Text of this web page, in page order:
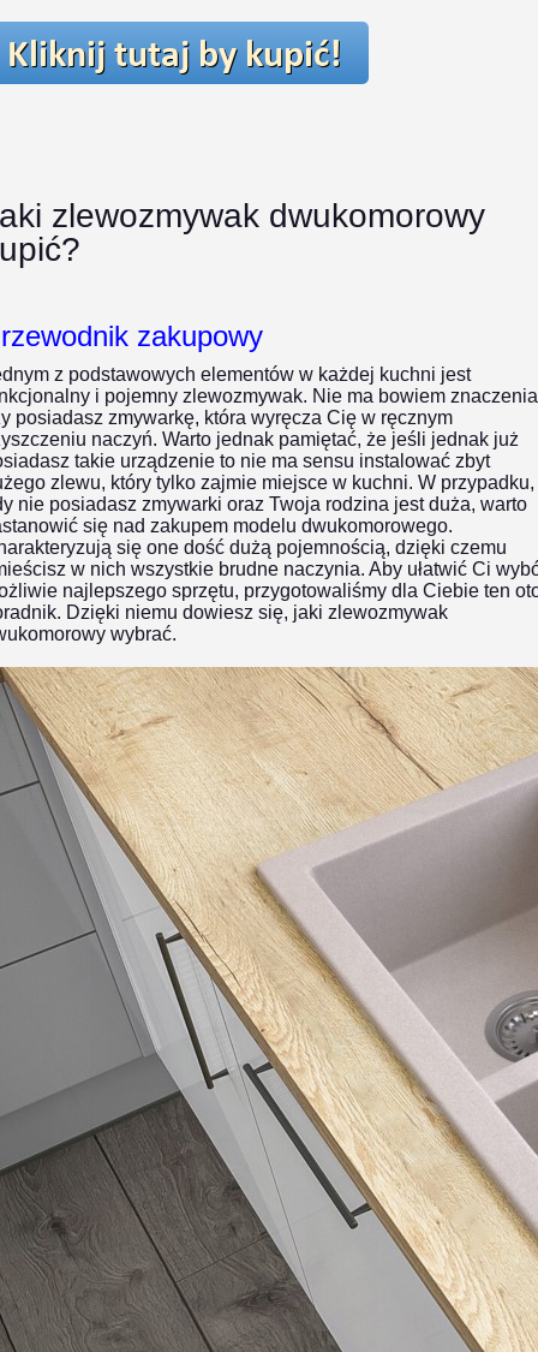
zlewozmywak dwukomorowy
zakupowy
z podstawowych elementów w każdej kuchni jest
i pojemny zlewozmywak. Nie ma bowiem
posiadasz zmywarkę, która wyręcza Cię w ręcznym
naczyń. Warto jednak pamiętać, że jeśli jednak już
takie urządzenie to nie ma sensu instalować zbyt
zlewu, który tylko zajmie miejsce w kuchni. W przypadku,
nie posiadasz zmywarki oraz Twoja rodzina jest duża, warto
się nad zakupem modelu dwukomorowego.
się one dość dużą pojemnością, dzięki czemu
w nich wszystkie brudne naczynia. Aby ułatwić Ci
najlepszego sprzętu, przygotowaliśmy dla Ciebie ten
Dzięki niemu dowiesz się, jaki zlewozmywak
wybrać.